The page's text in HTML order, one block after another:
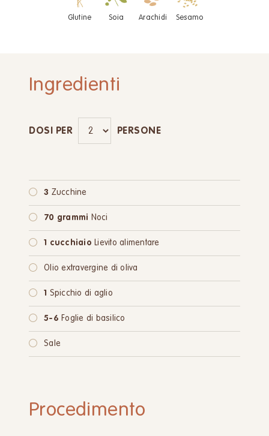
Glutine Soia Arachidi Sesamo
Ingredienti
DOSI PER PERSONE
3 Zucchine
70 grammi Noci
1 cucchiaio Lievito alimentare
Olio extravergine di oliva
1 Spicchio di aglio
5-6 Foglie di basilico
Sale
Procedimento